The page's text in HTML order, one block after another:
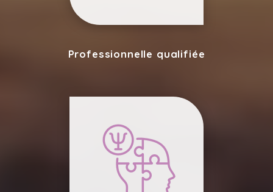
Professionnelle qualifiée